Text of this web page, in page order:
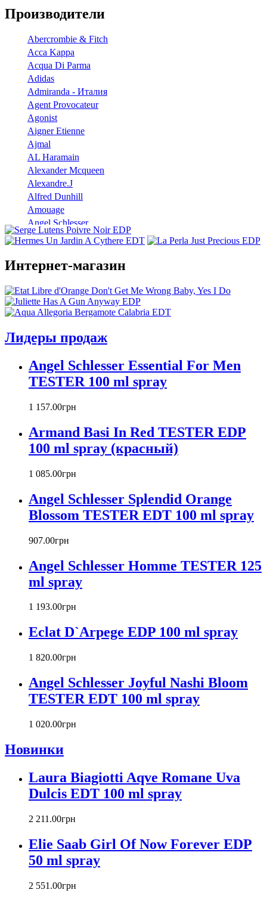
Производители
Abercrombie & Fitch
Acca Kappa
Acqua Di Parma
Adidas
Admiranda - Италия
Agent Provocateur
Agonist
Aigner Etienne
Ajmal
AL Haramain
Alexander Mcqueen
Alexandre.J
Alfred Dunhill
Amouage
Angel Schlesser
Anna Sui
Annick Goutal
Antonio Banderas
Aramis
Armaf
Armand Basi
Azzaro
Baldinini
Banana Republic
Betty Barclay
Bill Blass
Biotherm
Blumarine
Bond № 9
Boucheron
Bourjois
Britney Spears
Bruno Banani
Bvlgari
Byblos
Byredo
Cacharel
Canali
Carla Fracci
Carlos Moya
Caron
Cartier
Chanel
Charriol
Chloe
Christian Audigier
Christian Dior
Christian Lacroix
Cindy Crawford
Clinique
Clive Christian
CnR Create
Comme Des Garcons
Интернет-магазин
Лидеры продаж
Angel Schlesser Essential For Men
TESTER 100 ml spray
1 157.00грн
Armand Basi In Red TESTER EDP
100 ml spray (красный)
1 085.00грн
Angel Schlesser Splendid Orange
Blossom TESTER EDT 100 ml spray
907.00грн
Angel Schlesser Homme TESTER 125
ml spray
1 193.00грн
Eclat D`Arpege EDP 100 ml spray
1 820.00грн
Angel Schlesser Joyful Nashi Bloom
TESTER EDT 100 ml spray
1 020.00грн
Новинки
Laura Biagiotti Aqve Romane Uva
Dulcis EDT 100 ml spray
2 211 .00грн
Elie Saab Girl Of Now Forever EDP
50 ml spray
2 551 .00грн